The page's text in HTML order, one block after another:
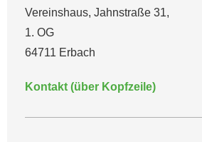
Vereinshaus, Jahnstraße 31,
1. OG
64711 Erbach
Kontakt (über Kopfzeile)